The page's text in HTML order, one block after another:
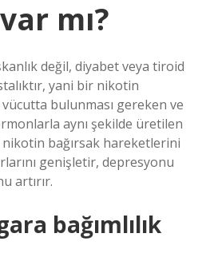
mı?
değil, diyabet veya tiroid
yani bir nikotin
vücutta bulunması gereken ve
aynı şekilde üretilen
bağırsak hareketlerini
genişletir, depresyonu
artırır.
bağımlılık